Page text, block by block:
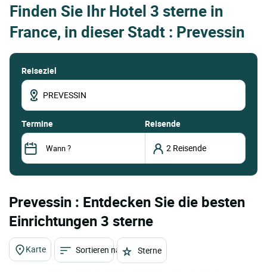
Finden Sie Ihr Hotel 3 sterne in
France, in dieser Stadt : Prevessin
Reiseziel
termine Reisende
Prevessin : Entdecken Sie die besten
Einrichtungen 3 sterne
Karte Sortieren nach Sterne